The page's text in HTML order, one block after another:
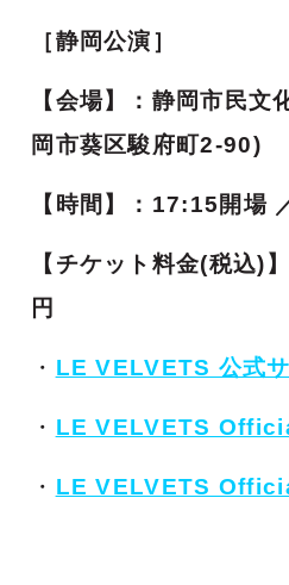
［静岡公演］
【会場】：静岡市民文
岡市葵区駿府町2-90)
【時間】：17:15開場
【チケット料金(税込)
円
・ LE VELVETS 公式
・ LE VELVETS
・ LE VELVETS